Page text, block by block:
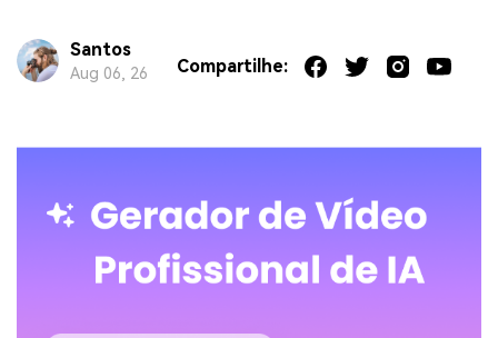
Santos
Aug 06, 26 Compartilhe: